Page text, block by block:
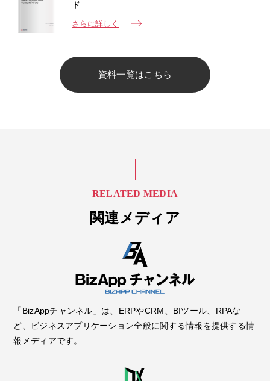
ド
さらに詳しく
資料一覧はこちら
RELATED MEDIA
関連メディア
「BizAppチャンネル」は、ERPやCRM、BIツール、RPAな
ど、ビジネスアプリケーション全般に関する情報を提供する情
報メディアです。